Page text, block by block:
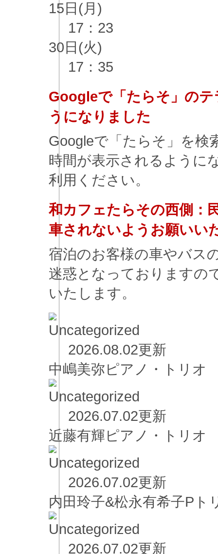
15日(月)
17：23
30日(火)
17：35
Googleで「たらそ」の
うになりました
Googleで「たらそ」を検
時間が表示されるように
利用ください。
和カフェたらその西側：
車されないようお願いい
宿泊のお客様の車やバス
迷惑となっておりますの
いたします。
2026.08.02更新
中嶋美弥ピアノ・トリオ
2026.07.02更新
近藤有輝ピアノ・ト
2026.07.02更新
内田玲子&松永有希子
2026.07.02更新